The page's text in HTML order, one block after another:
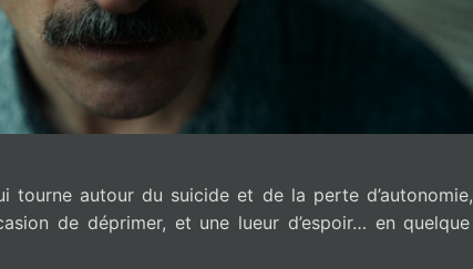
tourne autour du suicide et de la perte d’autonomie,
de déprimer, et une lueur d’espoir… en quelque